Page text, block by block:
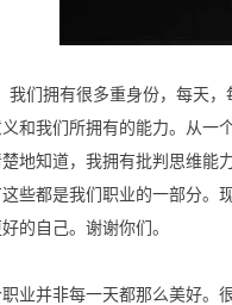
我们拥有很多重身份，每天
和我们所拥有的能力。从一
地知道，我拥有批判思维能
些都是我们职业的一部分。
的自己。谢谢你们。
职业并非每一天都那么美好。